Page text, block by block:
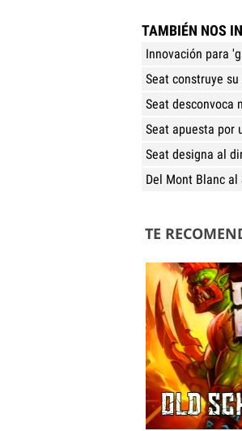
TAMBIÉN NOS
Innovación para
Seat construye
Seat desconvoca
Seat apuesta por
Seat designa al
Del Mont Blanc
TE